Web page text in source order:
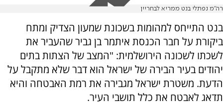
רה״מ נפתלי בנט ממריא לבחריין
בנט התייחס למהומות בשכונת שמעון הצדיק ומתח
ביקורת על חבר הכנסת איתמר בן גביר שהעביר את
לשכתו לשכונה הירושלמית: "המצב של הצתות בתים
יהודים בעיר הבירה של ישראל הוא דבר שלא מתקבל על
הדעת. משטרת ישראל מגבירה את רמת האבטחה והיא
תדאג לאבטח את כלל תושבי העיר.